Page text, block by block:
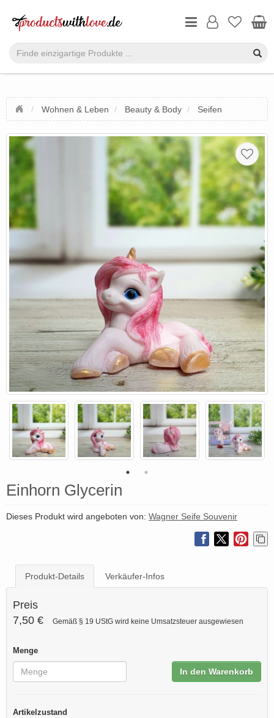
Wohnen & Leben Beauty & Body Seifen
Einhorn Glycerin
Dieses Produkt wird angeboten von: Wagner Seife Souvenir
Produkt-Details Verkäufer-Infos
Preis
7,50 €
Gemäß § 19 UStG wird keine Umsatzsteuer ausgewiesen
Menge
In den Warenkorb
Artikelzustand